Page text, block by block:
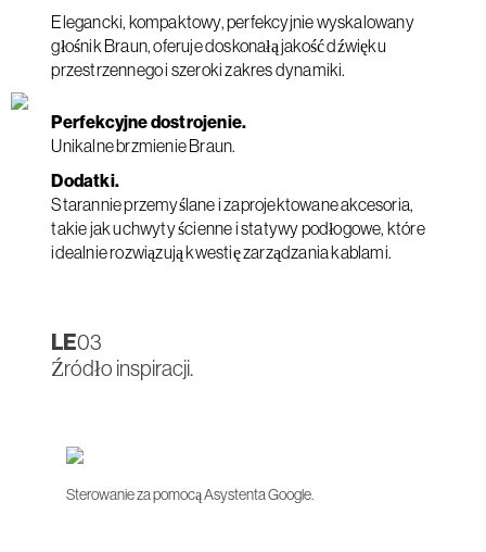
Elegancki, kompaktowy, perfekcyjnie wyskalowany
głośnik Braun, oferuje doskonałą jakość dźwięku
przestrzennego i szeroki zakres dynamiki.
Perfekcyjne dostrojenie.
Unikalne brzmienie Braun.
Dodatki.
Starannie przemyślane i zaprojektowane akcesoria,
takie jak uchwyty ścienne i statywy podłogowe, które
idealnie rozwiązują kwestię zarządzania kablami.
LE03
Źródło inspiracji.
Sterowanie za pomocą Asystenta Google.